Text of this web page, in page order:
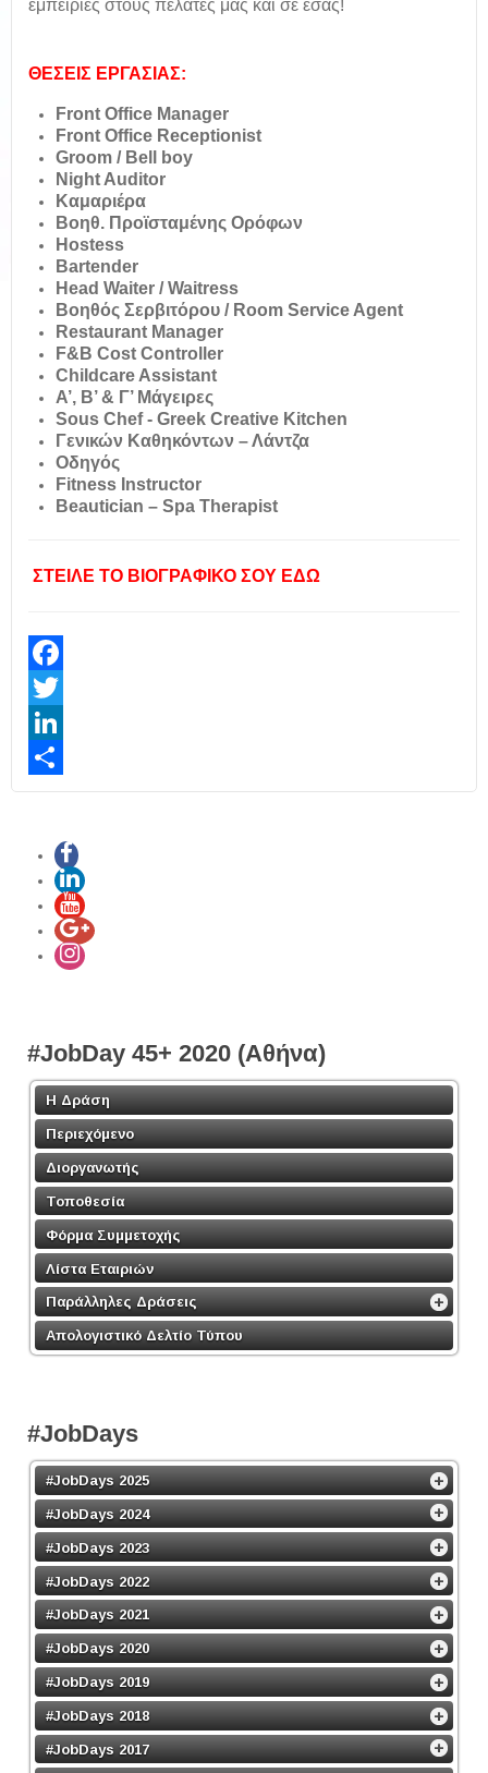
εμπειρίες στους πελάτες μας και σε εσάς!
ΘΕΣΕΙΣ ΕΡΓΑΣΙΑΣ:
Front Office Manager
Front Office Receptionist
Groom / Bell boy
Night Auditor
Καμαριέρα
Βοηθ. Προϊσταμένης Ορόφων
Hostess
Bartender
Head Waiter / Waitress
Βοηθός Σερβιτόρου / Room Service Agent
Restaurant Manager
F&B Cost Controller
Childcare Assistant
Α’, B’ & Γ’ Μάγειρες
Sous Chef - Greek Creative Kitchen
Γενικών Καθηκόντων – Λάντζα
Οδηγός
Fitness Instructor
Beautician – Spa Therapist
ΣΤΕΙΛΕ ΤΟ ΒΙΟΓΡΑΦΙΚΟ ΣΟΥ ΕΔΩ
Facebook
Twitter
LinkedIn
Share
#JobDay 45+ 2020 (Αθήνα)
Η Δράση
Περιεχόμενο
Διοργανωτής
Τοποθεσία
Φόρμα Συμμετοχής
Λίστα Εταιριών
Παράλληλες Δράσεις
Απολογιστικό Δελτίο Τύπου
#JobDays
#JobDays 2025
#JobDays 2024
#JobDays 2023
#JobDays 2022
#JobDays 2021
#JobDays 2020
#JobDays 2019
#JobDays 2018
#JobDays 2017